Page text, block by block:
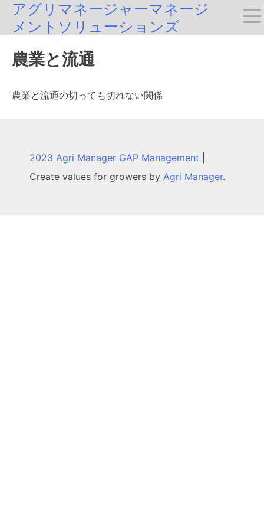
Skipアグリマネージャーマネージ
メントソリューションズ
農業と流通
農業と流通の切っても切れない関係
2023 Agri Manager GAP Management
Create values for growers by Agri Manager.